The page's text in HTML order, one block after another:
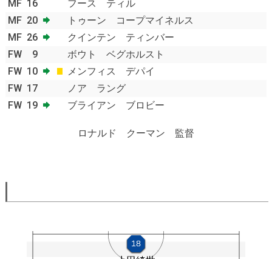
MF 16
フース ティル
MF 20
トゥーン コープマイネルス
MF 26
クインテン ティンバー
FW
9
ボウト ベグホルスト
FW 10
メンフィス デパイ
FW 17
ノア ラング
FW 19 ブライアン ブロビー
ロナルド クーマン 監督